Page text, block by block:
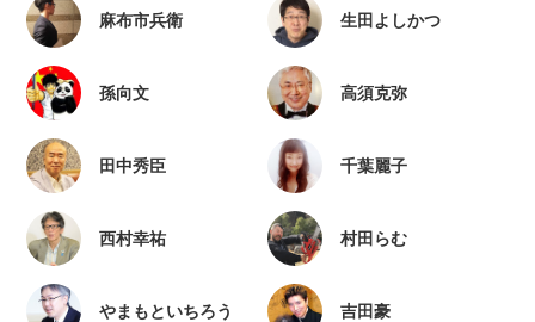
麻布市兵衛 生田よしかつ
孫向文 高須克弥
田中秀臣 千葉麗子
西村幸祐 村田らむ
やまもといちろう 吉田豪